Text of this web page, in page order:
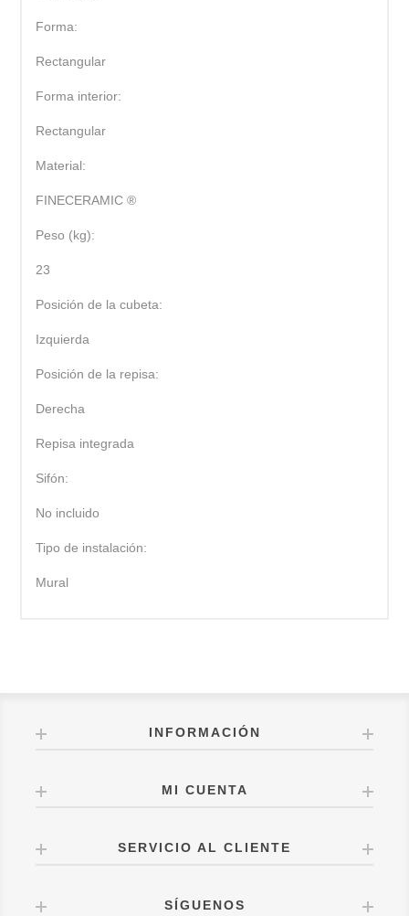
Forma:
Rectangular
Forma interior:
Rectangular
Material:
FINECERAMIC ®
Peso (kg):
23
Posición de la cubeta:
Izquierda
Posición de la repisa:
Derecha
Repisa integrada
Sifón:
No incluido
Tipo de instalación:
Mural
INFORMACIÓN
MI CUENTA
SERVICIO AL CLIENTE
SÍGUENOS